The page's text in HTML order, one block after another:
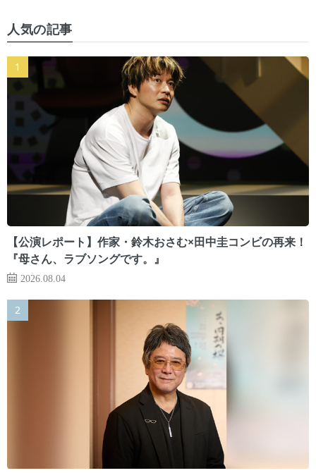
人気の記事
【公演レポート】作家・鈴木おさむ×田中圭コンビの再来！
『母さん、ラブソングです。』
2026.08.04